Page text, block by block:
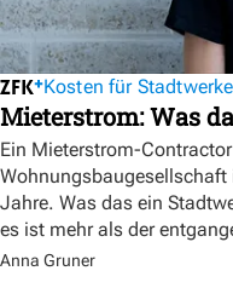
Kosten für Stadtwerke
Mieterstrom: Was
Ein Mieterstrom-
Jahre. Was das ein
es ist mehr als der
Anna Gruner